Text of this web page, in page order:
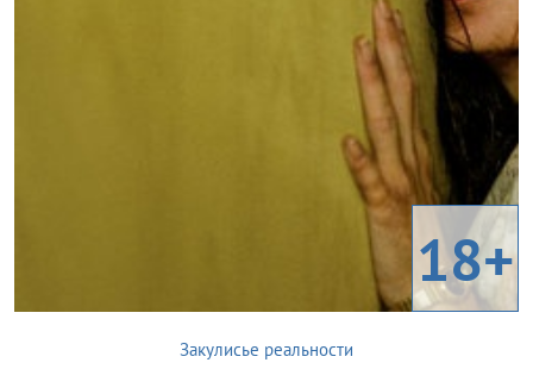
18+
Закулисье реальности